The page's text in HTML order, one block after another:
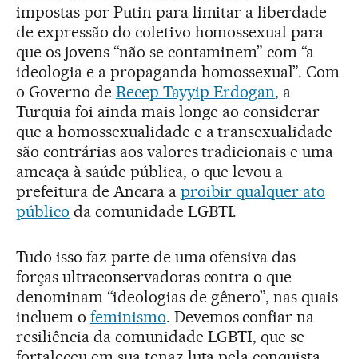
impostas por Putin para limitar a liberdade
de expressão do coletivo homossexual para
que os jovens “não se contaminem” com “a
ideologia e a propaganda homossexual”. Com
o Governo de Recep Tayyip Erdogan, a
Turquia foi ainda mais longe ao considerar
que a homossexualidade e a transexualidade
são contrárias aos valores tradicionais e uma
ameaça à saúde pública, o que levou a
prefeitura de Ancara a proibir qualquer ato
público da comunidade LGBTI.
Tudo isso faz parte de uma ofensiva das
forças ultraconservadoras contra o que
denominam “ideologias de gênero”, nas quais
incluem o feminismo. Devemos confiar na
resiliência da comunidade LGBTI, que se